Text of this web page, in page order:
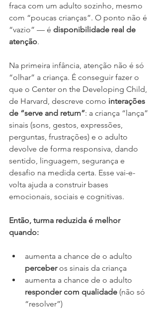
fraca com um adulto sozinho, mesmo
com “poucas crianças”. O ponto não é
“vazio” — é disponibilidade real de
atenção.
Na primeira infância, atenção não é só
“olhar” a criança. É conseguir fazer o
que o Center on the Developing Child,
de Harvard, descreve como interações
de “serve and return”: a criança “lança”
sinais (sons, gestos, expressões,
perguntas, frustrações) e o adulto
devolve de forma responsiva, dando
sentido, linguagem, segurança e
desafio na medida certa. Esse vai-e-
volta ajuda a construir bases
emocionais, sociais e cognitivas.
Então, turma reduzida é melhor
quando:
aumenta a chance de o adulto
perceber os sinais da criança
aumenta a chance de o adulto
responder com qualidade (não só
“resolver”)